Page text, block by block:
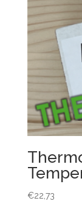
€22,73